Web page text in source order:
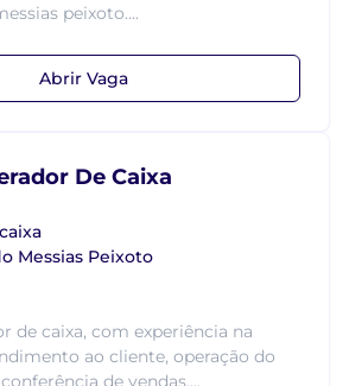
peixoto....
Abrir Vaga
De Caixa
Messias Peixoto
de caixa, com experiência na
ao cliente, operação do
de vendas....